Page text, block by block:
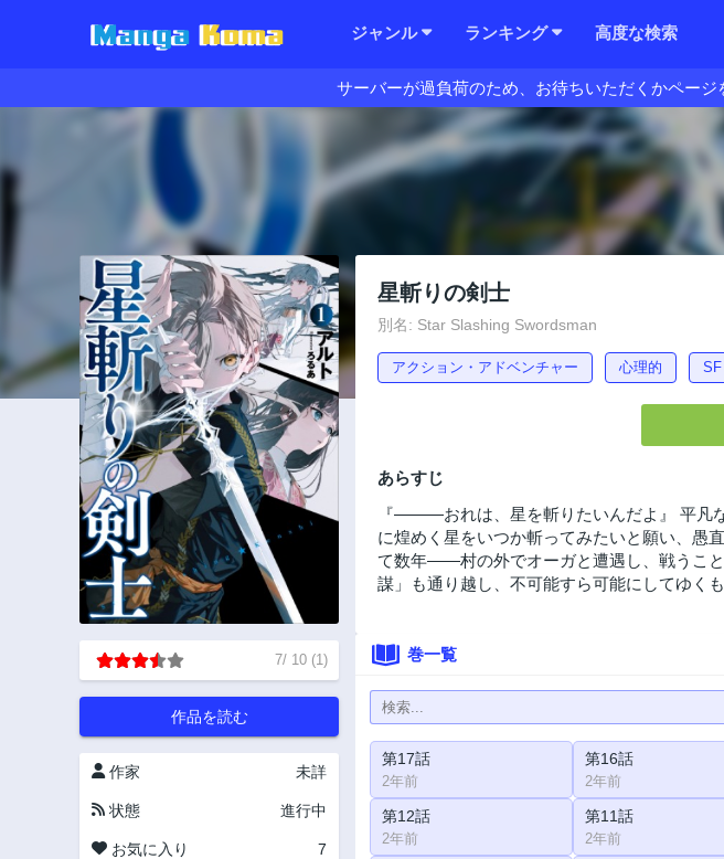
ジャンル ランキング 高度な検索
サーバーが過負荷のため、お待ちいただくかペー
7/ 10 (1)
作品を読む
作家 未詳
状態 進行中
お気に入り 7
星斬りの剣士
別名: Star Slashing Swordsman
アクション・アドベンチャー 心理的 SF
あらすじ
『———おれは、星を斬りたいんだよ』 平凡
に煌めく星をいつか斬ってみたいと願い、愚
て数年――村の外でオーガと遭遇し、戦うこ
謀」も通り越し、不可能すら可能にしてゆくも
巻一覧
第17話
2年前
第16話
2年前
第12話
2年前
第11話
2年前